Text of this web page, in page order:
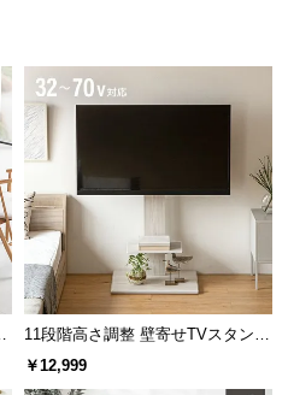
11段階高さ調整 壁寄せTVスタンド
キャスター付き 上下左右角度調節
￥12,999